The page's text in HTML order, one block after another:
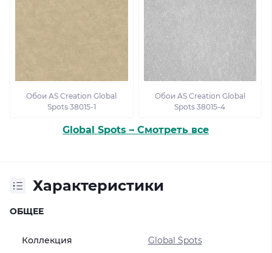
Обои AS Creation Global
Spots 38015-1
Обои AS Creation Global
Spots 38015-4
Global Spots – Смотреть все
Характеристики
ОБЩЕЕ
Коллекция Global Spots